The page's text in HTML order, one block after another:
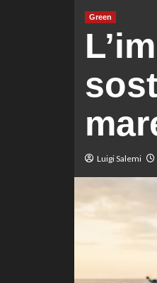
Green
Luigi Salemi